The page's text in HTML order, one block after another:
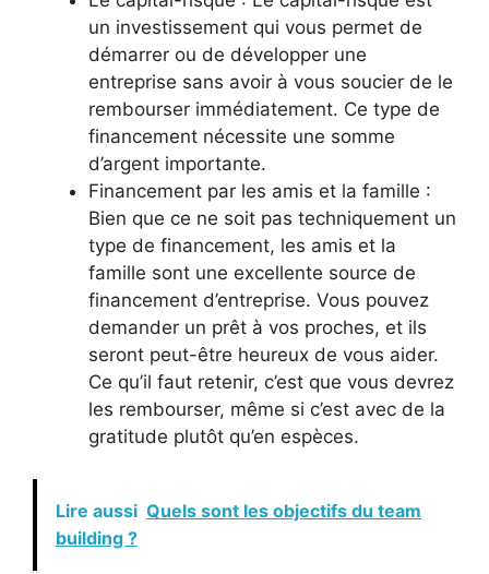
un investissement qui vous permet de
démarrer ou de développer une
entreprise sans avoir à vous soucier de le
rembourser immédiatement. Ce type de
financement nécessite une somme
d’argent importante.
Financement par les amis et la famille :
Bien que ce ne soit pas techniquement un
type de financement, les amis et la
famille sont une excellente source de
financement d’entreprise. Vous pouvez
demander un prêt à vos proches, et ils
seront peut-être heureux de vous aider.
Ce qu’il faut retenir, c’est que vous devrez
les rembourser, même si c’est avec de la
gratitude plutôt qu’en espèces.
Lire aussi Quels sont les objectifs du team
building ?